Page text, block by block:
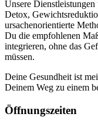
Unsere
Detox,
ursachenorientierte
Du die empfohlenen
integrieren, ohne das
müssen.
Deine Gesundheit ist
Deinem Weg zu einem
Öffnungszeiten